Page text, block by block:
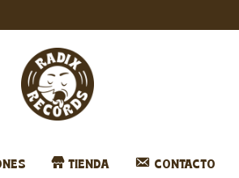
TIENDA CONTACTO